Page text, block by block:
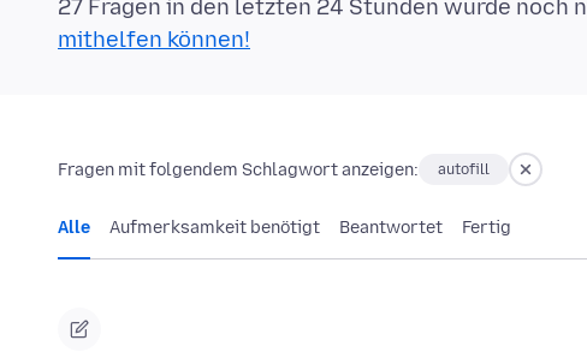
27 Fragen in den letzten 24 Stunden wurde
mithelfen können!
Fragen mit folgendem Schlagwort anzeigen: autofill
Alle Aufmerksamkeit benötigt Beantwortet Fertig